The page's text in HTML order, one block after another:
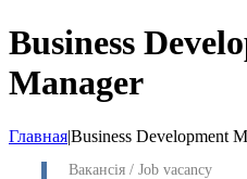
Business
Manager
Главная|Business Development
Вакансія / Job vacancy